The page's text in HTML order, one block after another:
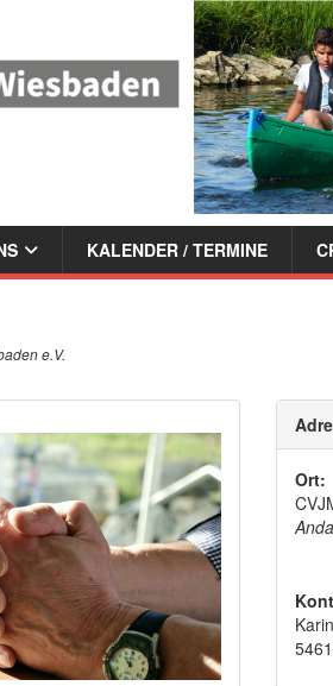
KALENDER / TERMINE
e.V.
Ort: